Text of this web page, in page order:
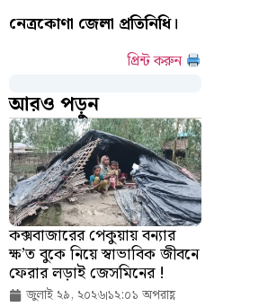
নেত্রকোণা জেলা প্রতিনিধি।
প্রিন্ট করুন
আরও পড়ুন
কক্সবাজারের পেকুয়ায় বন্যার
ক্ষ’ত বুকে নিয়ে স্বাভাবিক জীবনে
ফেরার লড়াই জেসমিনের !
জুলাই ২৯, ২০২৬১২:০১ অপরাহ্ণ